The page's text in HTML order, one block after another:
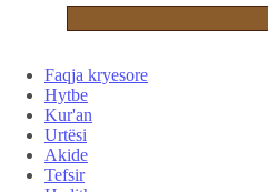
Faqja kryesore
Hytbe
Kur'an
Urtësi
Akide
Tefsir